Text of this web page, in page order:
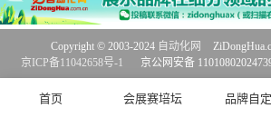
首页 会展赛培坛 品牌自
Copyright © 2003-2024 自动化网
京ICP备11042658号-1
京公网安备